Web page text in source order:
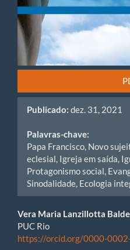
Publicado: dez. 31, 2021
Palavras-chave:
Papa Francisco, Novo
eclesial, Igreja em saída,
Protagonismo social,
Sinodalidade, Ecologia
Conteúdo
do
Vera Maria Lanzillotta
PUC Rio
https://orcid.org/0000-